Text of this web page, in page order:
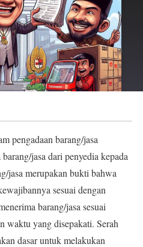
pengadaan barang/jasa
jasa dari penyedia kepada
jasa merupakan bukti bahwa
sesuai dengan
barang/jasa sesuai
waktu yang disepakati. Serah
dasar untuk melakukan